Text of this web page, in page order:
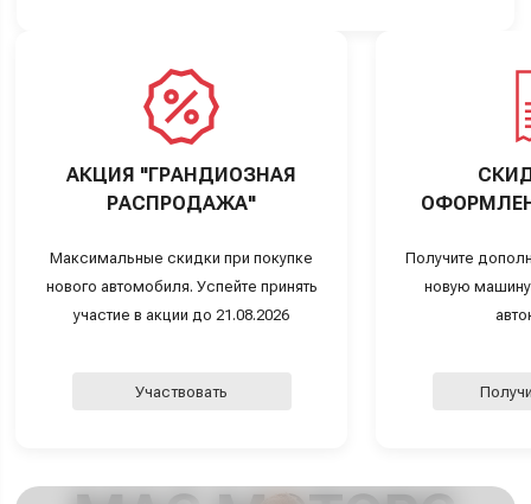
АКЦИЯ "ГРАНДИОЗНАЯ
РАСПРОДАЖА"
Максимальные скидки при покупке
нового автомобиля. Успейте принять
участие в акции до 21.08.2026
Участвовать
Получите
новую